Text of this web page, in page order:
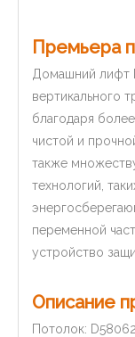
Премьера
Домашний лифт
вертикального
благодаря
чистой и
также
технологий,
переменной
устройство
Описание
Потолок: